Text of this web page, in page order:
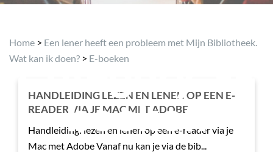
Topic
Category:
boeken
Home > Een lener heeft een probleem met Mijn Bibliotheek.
Wat kan ik doen? > E-boeken
HANDLEIDING LEZEN EN LENEN OP EEN E-
READER VIA JE MAC MET ADOBE
Handleiding: lezen en lenen op een e-reader via je
Mac met Adobe Vanaf nu kan je via de bib...